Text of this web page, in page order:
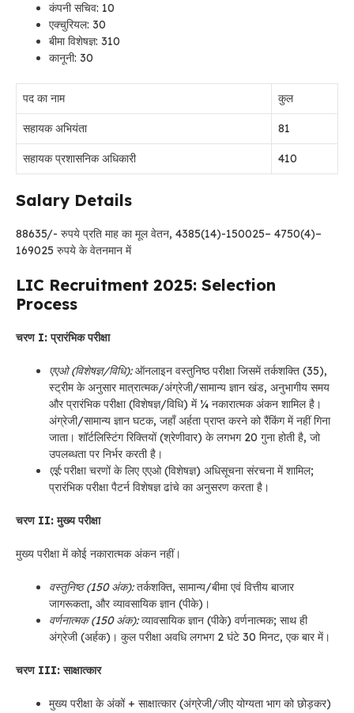
कंपनी सचिव: 10
एक्चुरियल: 30
बीमा विशेषज्ञ: 310
कानूनी: 30
पद का नाम कुल
सहायक अभियंता 81
सहायक प्रशासनिक अधिकारी 410
Salary Details
88635/- रुपये प्रति माह का मूल वेतन, 4385(14)-150025– 4750(4)–
169025 रुपये के वेतनमान में
LIC Recruitment 2025: Selection
Process
चरण I: प्रारंभिक परीक्षा
एएओ (विशेषज्ञ/विधि):ऑनलाइन वस्तुनिष्ठ परीक्षा जिसमें तर्कशक्ति (35),
स्ट्रीम के अनुसार मात्रात्मक/अंग्रेजी/सामान्य ज्ञान खंड, अनुभागीय समय
और प्रारंभिक परीक्षा (विशेषज्ञ/विधि) में ¼ नकारात्मक अंकन शामिल है।
अंग्रेजी/सामान्य ज्ञान घटक, जहाँ अर्हता प्राप्त करने को रैंकिंग में नहीं गिना
जाता। शॉर्टलिस्टिंग रिक्तियों (श्रेणीवार) के लगभग 20 गुना होती है, जो
उपलब्धता पर निर्भर करती है।
एई:परीक्षा चरणों के लिए एएओ (विशेषज्ञ) अधिसूचना संरचना में शामिल;
प्रारंभिक परीक्षा पैटर्न विशेषज्ञ ढांचे का अनुसरण करता है।
चरण II: मुख्य परीक्षा
मुख्य परीक्षा में कोई नकारात्मक अंकन नहीं।
वस्तुनिष्ठ (150 अंक):तर्कशक्ति, सामान्य/बीमा एवं वित्तीय बाजार
जागरूकता, और व्यावसायिक ज्ञान (पीके)।
वर्णनात्मक (150 अंक):व्यावसायिक ज्ञान (पीके) वर्णनात्मक; साथ ही
अंग्रेजी (अर्हक)। कुल परीक्षा अवधि लगभग 2 घंटे 30 मिनट, एक बार में।
चरण III: साक्षात्कार
मुख्य परीक्षा के अंकों + साक्षात्कार (अंग्रेजी/जीए योग्यता भाग को छोड़कर)